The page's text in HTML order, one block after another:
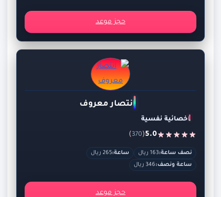
حجز موعد
انتصار معروف
اخصائية نفسية
5.0
(
370
)
نصف ساعة:163 ريال ساعة:265 ريال
ساعة ونصف:346 ريال
حجز موعد